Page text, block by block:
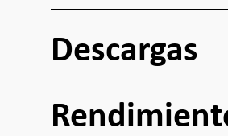
Descargas